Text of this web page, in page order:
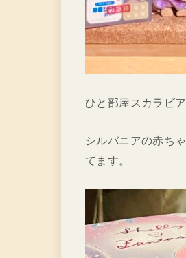
ひと部屋スカラビ
シルバニアの赤ち
てます。